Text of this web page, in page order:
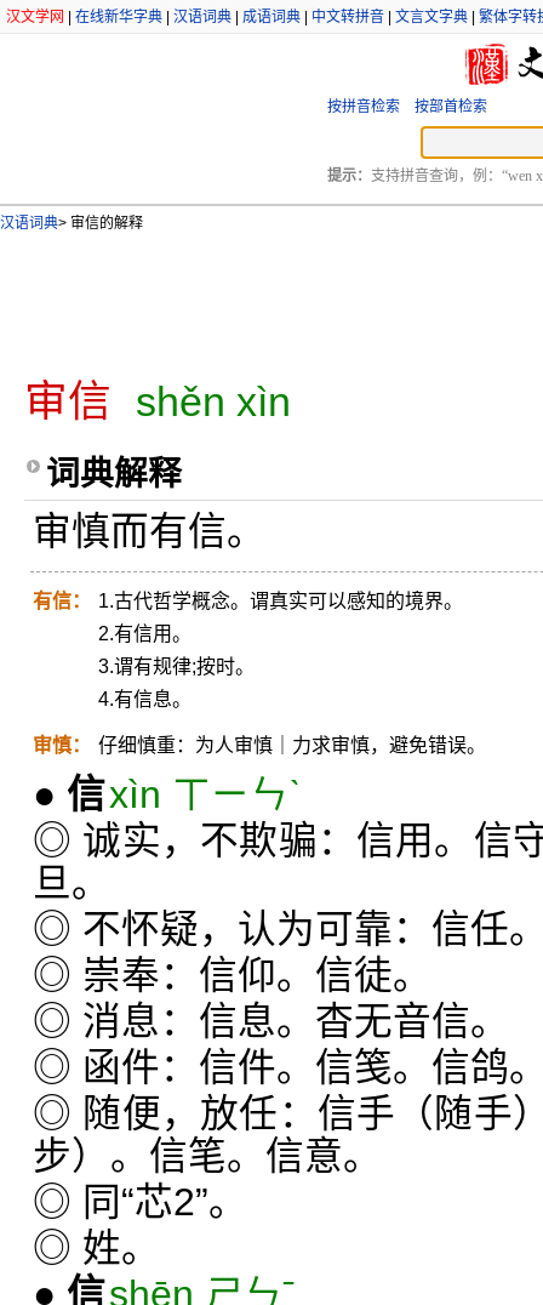
汉文学网 在线新华字典 汉语词典 成语词典 中文转拼音 文言文字典 繁体字转
按拼音检索 按部首检索
提示： 支持拼音查询，例：“wen
汉语词典> 审信的解释
审信 shěn xìn
词典解释
审慎而有信。
有信：
1.古代哲学概念。谓真实可以感知的境界。
2.有信用。
3.谓有规律;按时。
4.有信息。
审慎： 仔细慎重：为人审慎｜力求审慎，避免错误。
● 信xìn ㄒㄧㄣˋ
◎ 诚实，不欺骗：信用。信
旦。
◎ 不怀疑，认为可靠：信任
◎ 崇奉：信仰。信徒。
◎ 消息：信息。杳无音信。
◎ 函件：信件。信笺。信鸽
◎ 随便，放任：信手（随手
步）。信笔。信意。
◎ 同“芯2”。
◎ 姓。
● 信shēn ㄕㄣˉ